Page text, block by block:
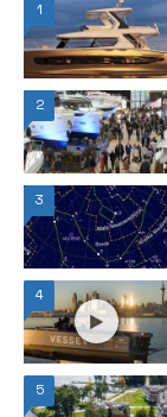
1
2
3
4
5